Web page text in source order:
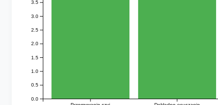
0.0
0.5
1.0
1.5
2.0
2.5
3.0
3.5